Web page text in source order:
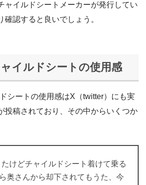
ャイルドシートメーカーが発行してい
確認すると良いでしょう。
イルドシートの使用感
シートの使用感はX（twitter）にも実
投稿されており、その中からいくつか
けどチャイルドシート着けて乗る
奥さんから却下されてもうた、今